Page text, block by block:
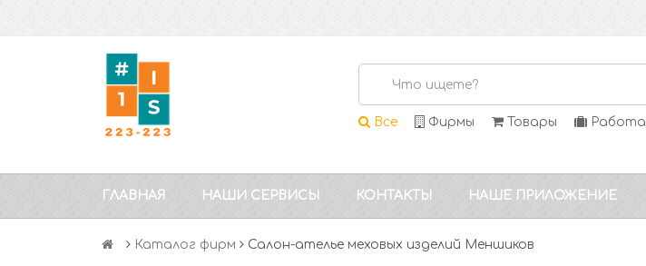
Все Фирмы Товары Работа
ГЛАВНАЯ НАШИ СЕРВИСЫ КОНТАКТЫ НАШЕ ПРИЛОЖЕНИЕ
Каталог фирм Салон-ателье меховых изделий Меншиков